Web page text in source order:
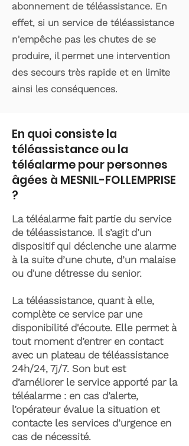
abonnement de téléassistance. En
effet, si un service de téléassistance
n'empêche pas les chutes de se
produire, il permet une intervention
des secours très rapide et en limite
ainsi les conséquences.
En quoi consiste la
téléassistance ou la
téléalarme pour personnes
âgées à MESNIL-FOLLEMPRISE
?
La téléalarme fait partie du service
de téléassistance. Il s’agit d’un
dispositif qui déclenche une alarme
à la suite d’une chute, d’un malaise
ou d'une détresse du senior.
La téléassistance, quant à elle,
complète ce service par une
disponibilité d'écoute. Elle permet à
tout moment d’entrer en contact
avec un plateau de téléassistance
24h/24, 7j/7. Son but est
d’améliorer le service apporté par la
téléalarme : en cas d’alerte,
l’opérateur évalue la situation et
contacte les services d’urgence en
cas de nécessité.